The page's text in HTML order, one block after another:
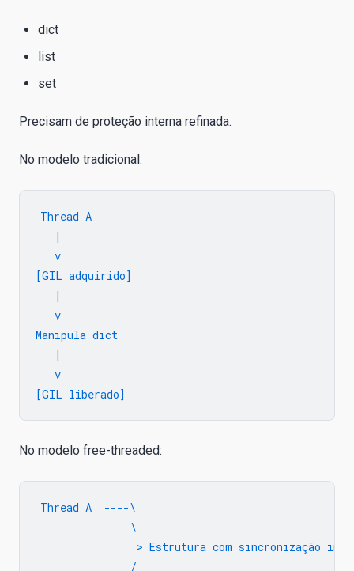
dict
list
set
Precisam de proteção interna refinada.
No modelo tradicional:
Thread A
   |
   v
[GIL adquirido]
   |
   v
Manipula dict
   |
   v
No modelo free-threaded:
Thread A  ----\
               \
> Estrutura com sincronização
               /